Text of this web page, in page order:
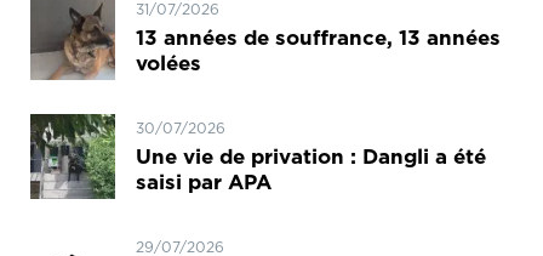
31/07/2026
13 années de souffrance, 13 années
volées
30/07/2026
Une vie de privation : Dangli a été
saisi par APA
29/07/2026